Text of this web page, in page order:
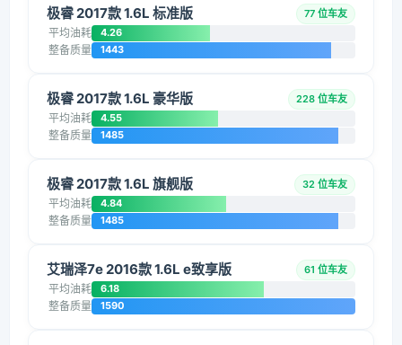
极睿 2017款 1.6L 标准版 77 位车友
平均油耗 4.26
整备质量 1443
极睿 2017款 1.6L 豪华版 228 位车友
平均油耗 4.55
整备质量 1485
极睿 2017款 1.6L 旗舰版 32 位车友
平均油耗 4.84
整备质量 1485
艾瑞泽7e 2016款 1.6L e致享版 61 位车友
平均油耗 6.18
整备质量 1590